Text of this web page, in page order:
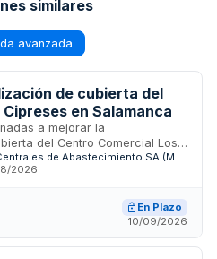
similares
avanzada
de cubierta del
en Salamanca
a mejorar la
del Centro Comercial Los
MERCASA requiere
trabajos de impermeabilización
incluye asignación de personal
y garantía de
Empresa Estatal Mercados Centrales de Abastecimiento SA (MERCASA)
2026
En Plazo
10/09/2026